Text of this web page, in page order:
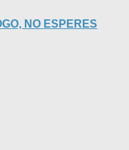
NO ESPERES